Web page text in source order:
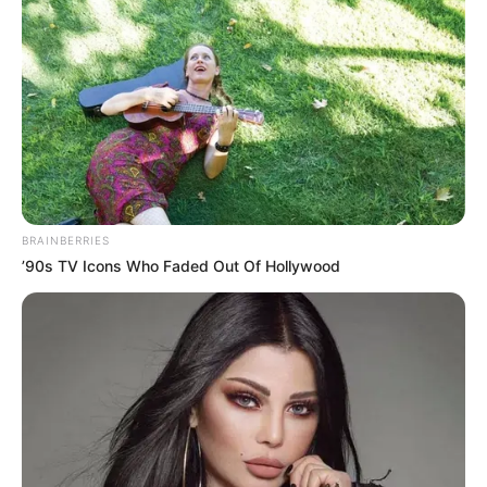
La agenda de laSemana PYBA contempla una amplia
oferta de actividades dirigidas a la comunidad, entre
ellas:
Jornadas de adopción para perros y gatos en
condición de vulnerabilidad.
Conversatorios y foros académicos sobre el papel
de los animales en la sociedad.
Ferias de emprendimiento con aliados que
promueven productos y servicios en pro del
bienestar animal.
Brigadas médicas veterinarias con atención
Campañas de esterilización para controlar la
población de mascotas en la ciudad.
Encuentros comunitarios y pedagógicos que invitan
a la ciudadanía a sumarse a esta causa.
Uno de los eventos más esperados será la
BRAINBERRIES
’90s TV Icons Who Faded Out Of Hollywood